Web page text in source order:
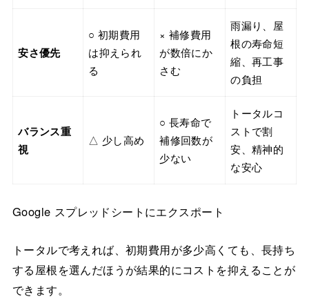
安さ優先
○ 初期費用
は抑えられ
る
× 補修費用
が数倍にか
さむ
雨漏り、屋
根の寿命短
縮、再工事
の負担
バランス重
視
△ 少し高め
○ 長寿命で
補修回数が
少ない
トータルコ
ストで割
安、精神的
な安心
Google スプレッドシートにエクスポート
トータルで考えれば、初期費用が多少高くても、長持ち
する屋根を選んだほうが結果的にコストを抑えることが
できます。